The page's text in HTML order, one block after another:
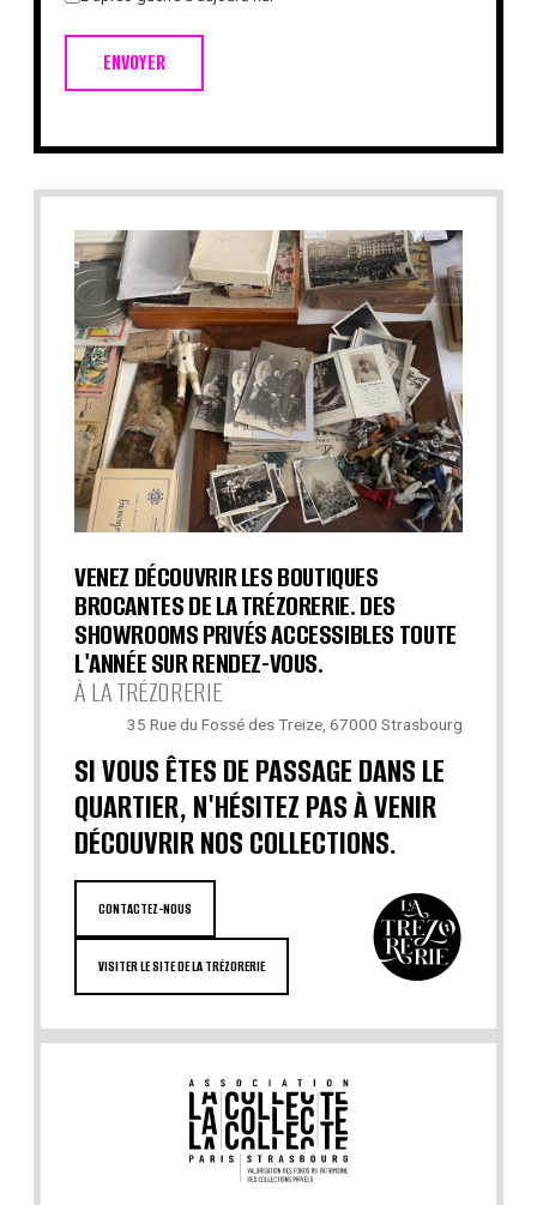
ENVOYER
VENEZ DÉCOUVRIR LES BOUTIQUES
BROCANTES DE LA TRÉZORERIE. DES
SHOWROOMS PRIVÉS ACCESSIBLES TOUTE
L'ANNÉE SUR RENDEZ-VOUS.
À LA TRÉZORERIE
35 Rue du Fossé des Treize, 67000 Strasbourg
SI VOUS ÊTES DE PASSAGE DANS LE
QUARTIER, N'HÉSITEZ PAS À VENIR
DÉCOUVRIR NOS COLLECTIONS.
CONTACTEZ-NOUS
VISITER LE SITE DE LA TRÉZORERIE